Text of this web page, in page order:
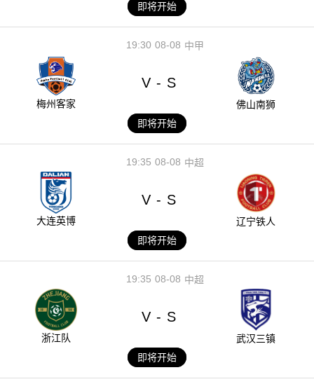
即将开始
08-08
19:30 中甲
梅州客家
V - S
佛山南狮
即将开始
08-08
19:35 中超
大连英博
V - S
辽宁铁人
即将开始
08-08
19:35 中超
浙江队
V - S
武汉三镇
即将开始